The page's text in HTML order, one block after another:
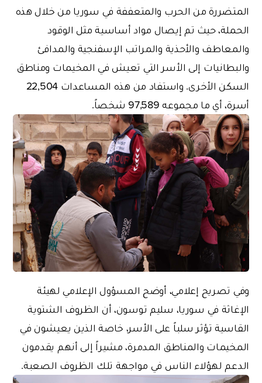
المتضررة من الحرب والمتعففة في سوريا من خلال هذه
الحملة، حيث تم إيصال مواد أساسية مثل الوقود
والمعاطف والأحذية والمراتب الإسفنجية والمدافئ
والبطانيات إلى الأسر التي تعيش في المخيمات ومناطق
السكن الأخرى. واستفاد من هذه المساعدات 22,504
أسرة، أي ما مجموعه 97,589 شخصاً.
وفي تصريح إعلامي، أوضح المسؤول الإعلامي لهيئة
الإغاثة في سوريا، سليم توسون، أن الظروف الشتوية
القاسية تؤثر سلباً على الأسر، خاصة الذين يعيشون في
المخيمات والمناطق المدمرة، مشيراً إلى أنهم يقدمون
الدعم لهؤلاء الناس في مواجهة تلك الظروف الصعبة.